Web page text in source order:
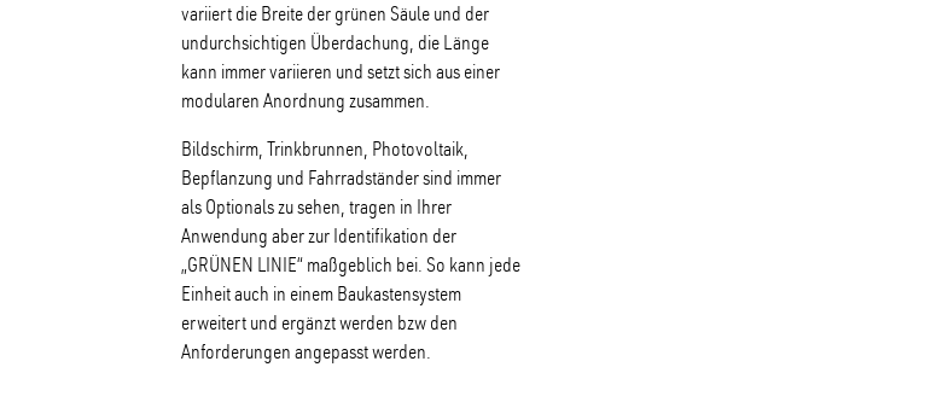
variiert die Breite der grünen Säule und der
undurchsichtigen Überdachung, die Länge
kann immer variieren und setzt sich aus einer
modularen Anordnung zusammen.
Bildschirm, Trinkbrunnen, Photovoltaik,
Bepflanzung und Fahrradständer sind immer
als Optionals zu sehen, tragen in Ihrer
Anwendung aber zur Identifikation der
„GRÜNEN LINIE“ maßgeblich bei. So kann jede
Einheit auch in einem Baukastensystem
erweitert und ergänzt werden bzw den
Anforderungen angepasst werden.